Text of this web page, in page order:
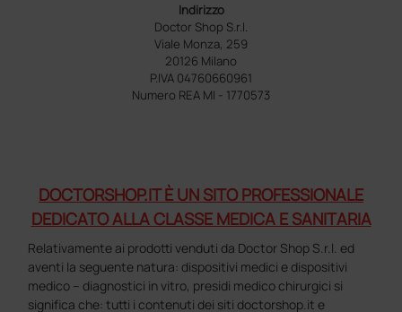
Indirizzo
Doctor Shop S.r.l.
Viale Monza, 259
20126 Milano
P.IVA 04760660961
Numero REA MI - 1770573
DOCTORSHOP.IT È UN SITO PROFESSIONALE
DEDICATO ALLA CLASSE MEDICA E SANITARIA
Relativamente ai prodotti venduti da Doctor Shop S.r.l. ed
aventi la seguente natura: dispositivi medici e dispositivi
medico – diagnostici in vitro, presidi medico chirurgici si
significa che: tutti i contenuti dei siti doctorshop.it e